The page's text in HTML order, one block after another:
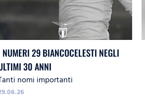
NUMERI 29 BIANCOCELESTI NEGLI
30 ANNI
nomi importanti